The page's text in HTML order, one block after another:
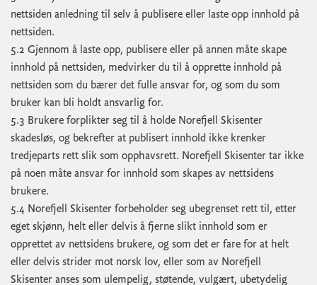
nettsiden anledning til selv å publisere eller laste opp innhold på
nettsiden.
5.2 Gjennom å laste opp, publisere eller på annen måte skape
innhold på nettsiden, medvirker du til å opprette innhold på
nettsiden som du bærer det fulle ansvar for, og som du som
bruker kan bli holdt ansvarlig for.
5.3 Brukere forplikter seg til å holde Norefjell Skisenter
skadesløs, og bekrefter at publisert innhold ikke krenker
tredjeparts rett slik som opphavsrett. Norefjell Skisenter tar ikke
på noen måte ansvar for innhold som skapes av nettsidens
brukere.
5.4 Norefjell Skisenter forbeholder seg ubegrenset rett til, etter
eget skjønn, helt eller delvis å fjerne slikt innhold som er
opprettet av nettsidens brukere, og som det er fare for at helt
eller delvis strider mot norsk lov, eller som av Norefjell
Skisenter anses som ulempelig, støtende, vulgært, ubetydelig